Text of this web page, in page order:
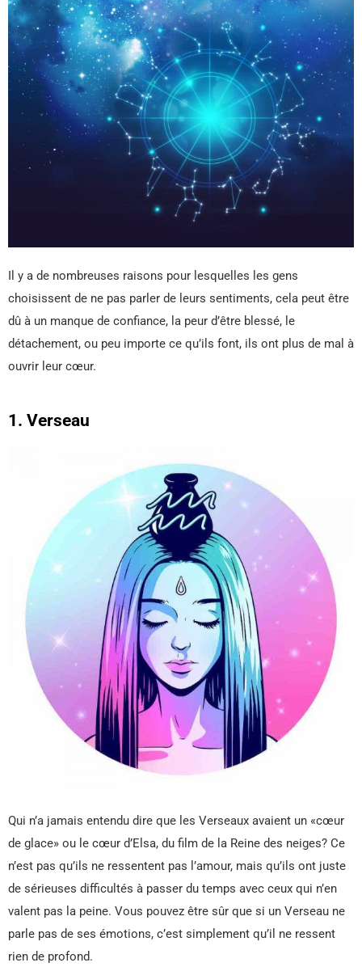
Il y a de nombreuses raisons pour lesquelles les gens
choisissent de ne pas parler de leurs sentiments, cela peut être
dû à un manque de confiance, la peur d’être blessé, le
détachement, ou peu importe ce qu’ils font, ils ont plus de mal à
ouvrir leur cœur.
1. Verseau
Qui n’a jamais entendu dire que les Verseaux avaient un «cœur
de glace» ou le cœur d’Elsa, du film de la Reine des neiges? Ce
n’est pas qu’ils ne ressentent pas l’amour, mais qu’ils ont juste
de sérieuses difficultés à passer du temps avec ceux qui n’en
valent pas la peine. Vous pouvez être sûr que si un Verseau ne
parle pas de ses émotions, c’est simplement qu’il ne ressent
rien de profond.